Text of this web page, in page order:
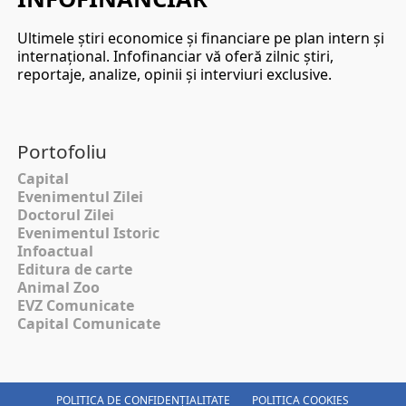
Ultimele ştiri economice şi financiare pe plan intern şi
internaţional. Infofinanciar vă oferă zilnic ştiri,
reportaje, analize, opinii şi interviuri exclusive.
Portofoliu
Capital
Evenimentul Zilei
Doctorul Zilei
Evenimentul Istoric
Infoactual
Editura de carte
Animal Zoo
EVZ Comunicate
Capital Comunicate
POLITICA DE CONFIDENȚIALITATE POLITICA COOKIES